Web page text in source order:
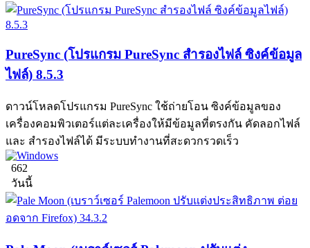
PureSync (โปรแกรม PureSync สำรองไฟล์ ซิงค์ข้อมูล
ไฟล์) 8.5.3
ดาวน์โหลดโปรแกรม PureSync ใช้ถ่ายโอน ซิงค์ข้อมูลของ
เครื่องคอมพิวเตอร์แต่ละเครื่องให้มีข้อมูลที่ตรงกัน คัดลอกไฟล์
และ สำรองไฟล์ได้ มีระบบทำงานที่สะดวกรวดเร็ว
662
วันนี้